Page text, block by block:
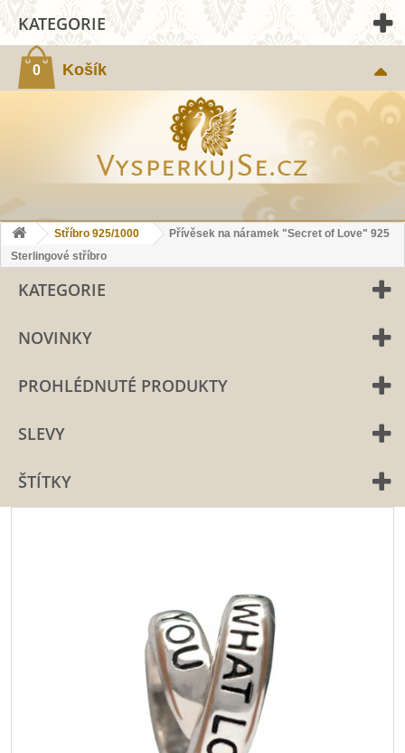
0 Košík
KATEGORIE
Stříbro 925/1000
Přívěsek na náramek "Secret of Love" 925
Sterlingové stříbro
KATEGORIE
NOVINKY
PROHLÉDNUTÉ PRODUKTY
SLEVY
ŠTÍTKY